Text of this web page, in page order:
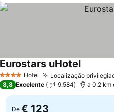
4 EstrelasHotel Localização
Eurostars uHotelVer
8,8 Excelente 9.584 a 0.2 km
De € 123